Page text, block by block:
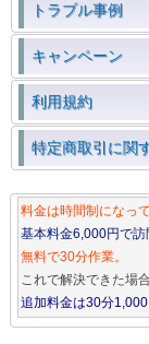
トラブル事例
キャンペーン
利用規約
特定商取引に関
料金は時間制になっ
基本料金6,000円で訪
無料で30分作業。
これで解決できた場
追加料金は30分1,000